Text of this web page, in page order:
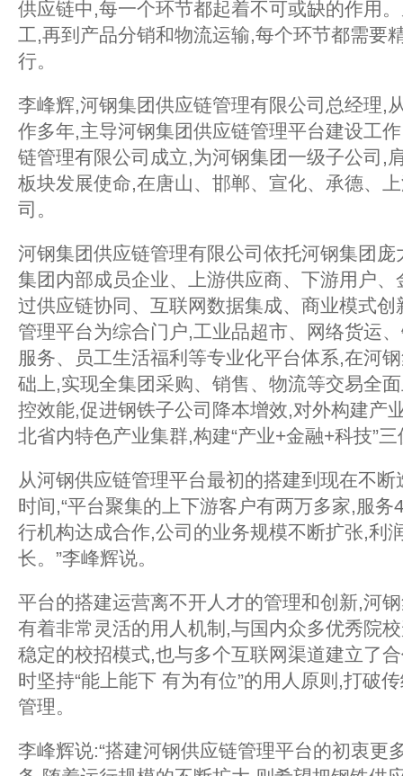
供应链中,每一个环节都起着不可或缺的作用
工,再到产品分销和物流运输,每个环节都需要
行。
李峰辉,河钢集团供应链管理有限公司总经理,
作多年,主导河钢集团供应链管理平台建设工
链管理有限公司成立,为河钢集团一级子公司,
板块发展使命,在唐山、邯郸、宣化、承德、
司。
河钢集团供应链管理有限公司依托河钢集团
集团内部成员企业、上游供应商、下游用户
过供应链协同、互联网数据集成、商业模式
管理平台为综合门户,工业品超市、网络货运
服务、员工生活福利等专业化平台体系,在河
础上,实现全集团采购、销售、物流等交易全
控效能,促进钢铁子公司降本增效,对外构建产
北省内特色产业集群,构建“产业+金融+科技”
从河钢供应链管理平台最初的搭建到现在不
时间,“平台聚集的上下游客户有两万多家,服
行机构达成合作,公司的业务规模不断扩张,利
长。”李峰辉说。
平台的搭建运营离不开人才的管理和创新,河
有着非常灵活的用人机制,与国内众多优秀院
稳定的校招模式,也与多个互联网渠道建立了
时坚持“能上能下 有为有位”的用人原则,打破
管理。
李峰辉说:“搭建河钢供应链管理平台的初衷更